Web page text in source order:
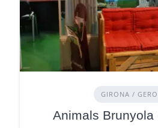
GIRONA /
Animals Brunyola